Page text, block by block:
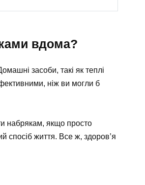
вдома?
засоби, такі як теплі
ніж ви могли б
набрякам, якщо просто
спосіб життя. Все ж, здоров’я